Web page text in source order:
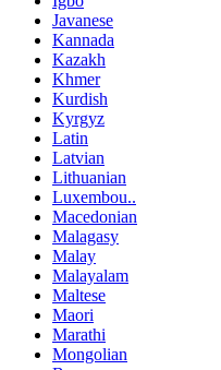
Javanese
Kannada
Kazakh
Khmer
Kurdish
Kyrgyz
Latin
Latvian
Lithuanian
Luxembou..
Macedonian
Malagasy
Malay
Malayalam
Maltese
Maori
Marathi
Mongolian